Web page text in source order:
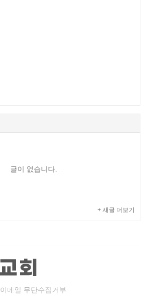
글이 없습니다.
+ 새글 더보기
이메일 무단수집거부